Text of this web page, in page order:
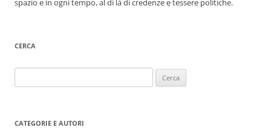
spazio e in ogni tempo, al di là di credenze e tessere politiche.
CERCA
per:
CATEGORIE E AUTORI